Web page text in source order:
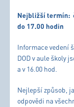
Nejbližší termín:
do 17.00 hodin
Informace vedení
DOD v aule školy
a v 16.00 hod.
Nejlepší způsob,
odpovědi na